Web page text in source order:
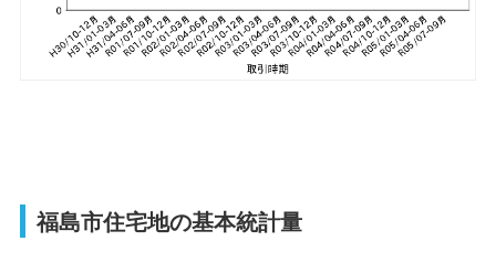
福島市住宅地の基本統計量